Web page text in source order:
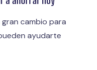
cambio para
ayudarte